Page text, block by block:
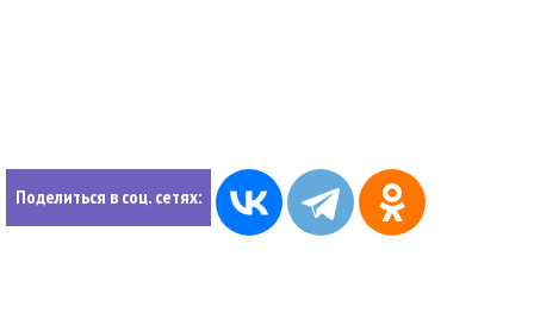
Поделиться в соц. сетях: